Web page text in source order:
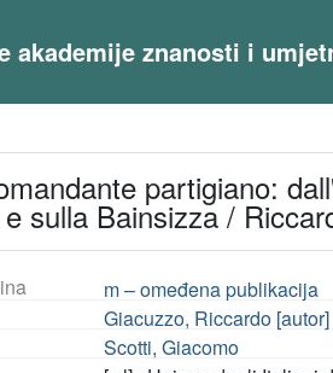
akademije znanosti i
partigiano:
sulla Bainsizza /
m – omeđena publikacija
Giacuzzo, Riccardo [autor]
Scotti, Giacomo